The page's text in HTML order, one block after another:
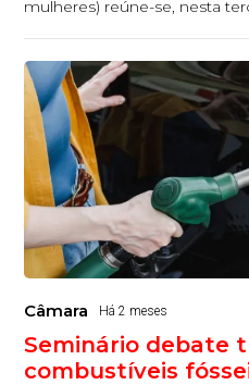
mulheres) reúne-se, nesta
Câmara Há 2 meses
Seminário debate
combustíveis